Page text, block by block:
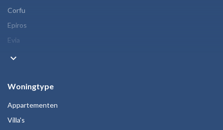
Corfu
Epiros
Evia
keyboard_arrow_down
Woningtype
Appartementen
Villa's